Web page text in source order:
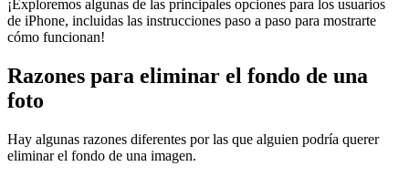
¡Exploremos algunas de las principales opciones para los usuarios
de iPhone, incluidas las instrucciones paso a paso para mostrarte
cómo funcionan!
Razones para eliminar el fondo de una
foto
Hay algunas razones diferentes por las que alguien podría querer
eliminar el fondo de una imagen.